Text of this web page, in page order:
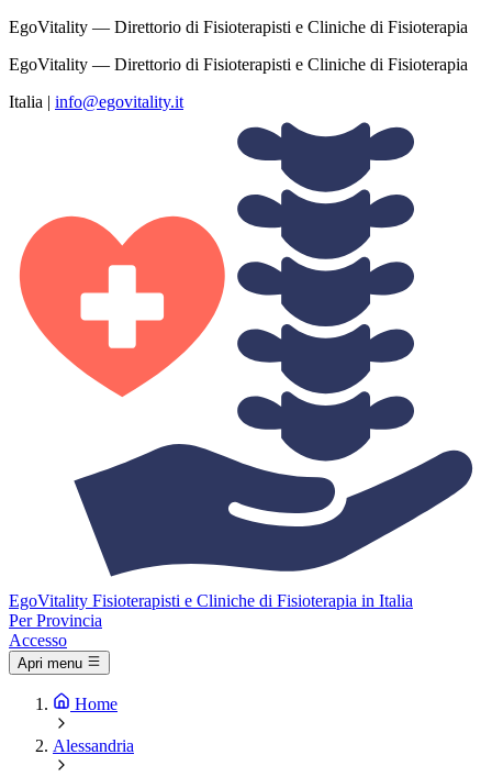
EgoVitality — Direttorio di Fisioterapisti e Cliniche di Fisioterapia
EgoVitality — Direttorio di Fisioterapisti e Cliniche di Fisioterapia
Italia | info@egovitality.it
EgoVitality Fisioterapisti e Cliniche di Fisioterapia in Italia
Per Provincia
Accesso
Apri menu
Home
Alessandria